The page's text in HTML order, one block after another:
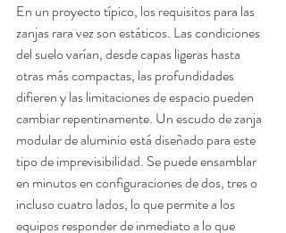
En un proyecto típico, los requisitos para las
zanjas rara vez son estáticos. Las condiciones
del suelo varían, desde capas ligeras hasta
otras más compactas, las profundidades
difieren y las limitaciones de espacio pueden
cambiar repentinamente. Un escudo de zanja
modular de aluminio está diseñado para este
tipo de imprevisibilidad. Se puede ensamblar
en minutos en configuraciones de dos, tres o
incluso cuatro lados, lo que permite a los
equipos responder de inmediato a lo que